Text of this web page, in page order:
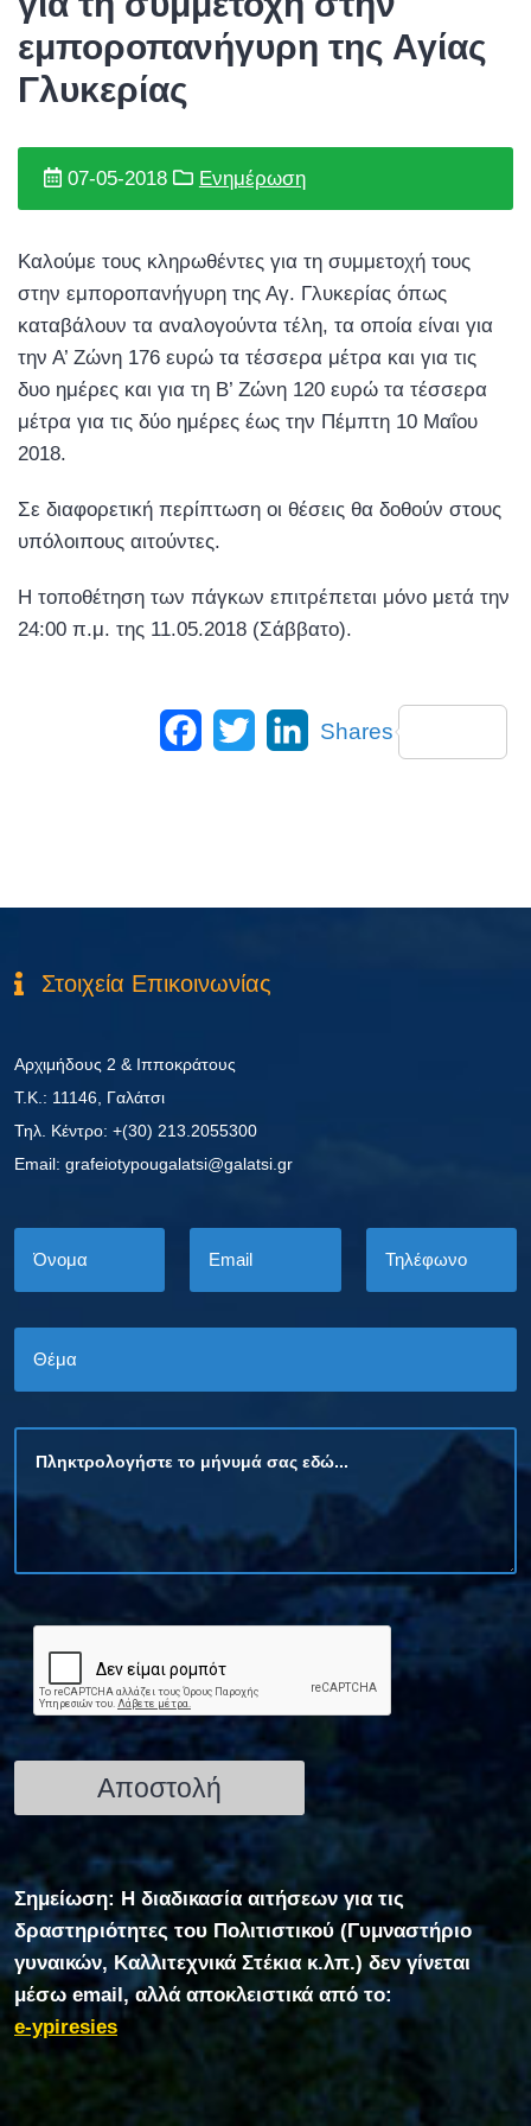
εμποροπανήγυρη της Αγίας
Γλυκερίας
07-05-2018 Ενημέρωση
Καλούμε τους κληρωθέντες για τη συμμετοχή τους
στην εμποροπανήγυρη της Αγ. Γλυκερίας όπως
καταβάλουν τα αναλογούντα τέλη, τα οποία είναι για
την Α’ Ζώνη 176 ευρώ τα τέσσερα μέτρα και για τις
δυο ημέρες και για τη Β’ Ζώνη 120 ευρώ τα τέσσερα
μέτρα για τις δύο ημέρες έως την Πέμπτη 10 Μαΐου
2018.
Σε διαφορετική περίπτωση οι θέσεις θα δοθούν στους
υπόλοιπους αιτούντες.
Η τοποθέτηση των πάγκων επιτρέπεται μόνο μετά την
24:00 π.μ. της 11.05.2018 (Σάββατο).
Facebook
Twitter LinkedIn
Shares
Στοιχεία Επικοινωνίας
Αρχιμήδους 2 & Ιπποκράτους
Τ.Κ.: 11146, Γαλάτσι
Τηλ. Κέντρο: +(30) 213.2055300
Εmail: grafeiotypougalatsi@galatsi.gr
Σημείωση: Η διαδικασία αιτήσεων για τις
δραστηριότητες του Πολιτιστικού (Γυμναστήριο
γυναικών, Καλλιτεχνικά Στέκια κ.λπ.) δεν γίνεται
μέσω email, αλλά αποκλειστικά από το:
e-ypiresies